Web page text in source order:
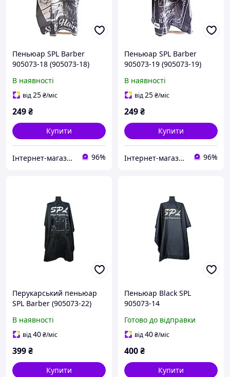
Пеньюар SPL Barber
905073-18 (905073-18)
В наявності
від25₴/міс
249₴
Купити
Інтернет-магазин "Bi-shop" 96%
Пеньюар SPL Barber
905073-19 (905073-19)
В наявності
від25₴/міс
249₴
Купити
Інтернет-магазин "Bi-shop" 96%
Перукарський пеньюар
SPL Barber (905073-22)
В наявності
від40₴/міс
399₴
Купити
Пеньюар Black SPL
905073-14
Готово до відправки
від40₴/міс
400₴
Купити